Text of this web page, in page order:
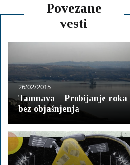
Povezane
vesti
26/02/2015
Tamnava – Probijanje roka
bez objašnjenja